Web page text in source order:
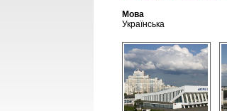
Мова
Українська